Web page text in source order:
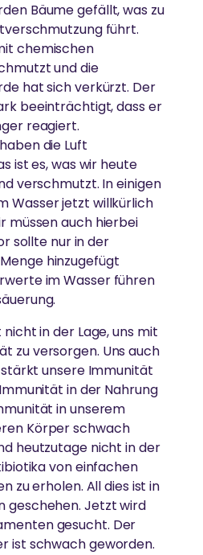
Bäume gefällt, was zu
führt.
chemischen
und die
hat sich verkürzt. Der
beeinträchtigt, dass er
reagiert.
die Luft
ist es, was wir heute
verschmutzt. In einigen
Wasser jetzt willkürlich
müssen auch hierbei
sollte nur in der
hinzugefügt
im Wasser führen
in der Lage, uns mit
zu versorgen. Uns auch
stärkt unsere Immunität
in der Nahrung
in unserem
Körper schwach
heutzutage nicht in der
von einfachen
zu erholen. All dies ist in
geschehen. Jetzt wird
gesucht. Der
ist schwach geworden.